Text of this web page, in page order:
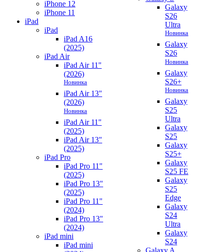
iPhone 12
iPhone 11
iPad
iPad
iPad A16
(2025)
iPad Air
iPad Air 11"
(2026)
Новинка
iPad Air 13"
(2026)
Новинка
iPad Air 11"
(2025)
iPad Air 13"
(2025)
iPad Pro
iPad Pro 11"
(2025)
iPad Pro 13"
(2025)
iPad Pro 11"
(2024)
iPad Pro 13"
(2024)
iPad mini
iPad mini
Galaxy
S26
Ultra
Новинка
Galaxy
S26
Новинка
Galaxy
S26+
Новинка
Galaxy
S25
Ultra
Galaxy
S25
Galaxy
S25+
Galaxy
S25 FE
Galaxy
S25
Edge
Galaxy
S24
Ultra
Galaxy
S24
Galaxy A